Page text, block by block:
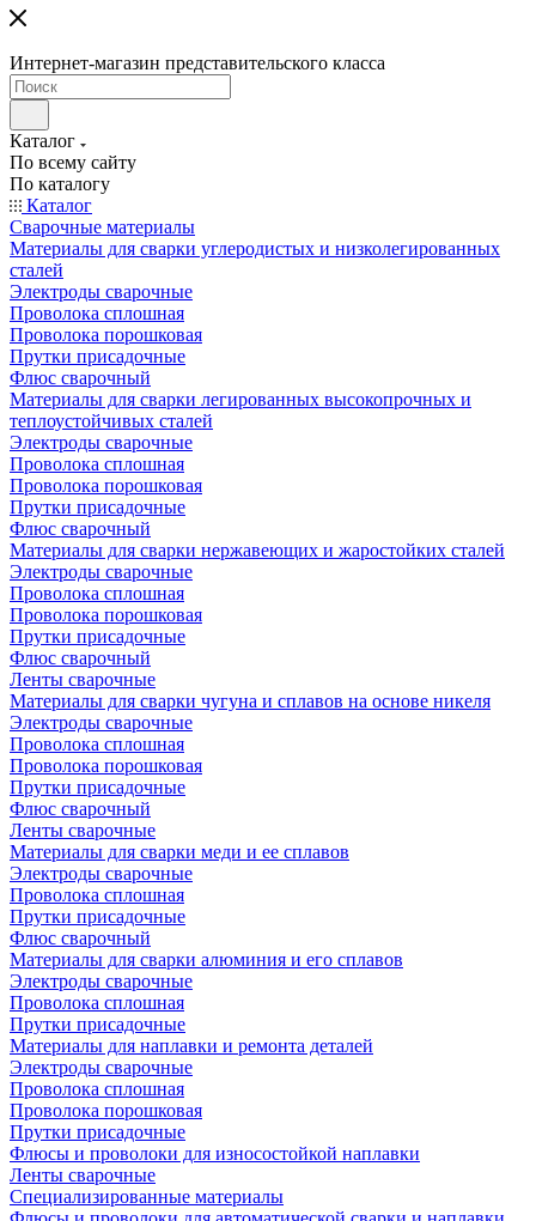
Интернет-магазин представительского класса
Каталог
По всему сайту
По каталогу
Каталог
Сварочные материалы
Материалы для сварки углеродистых и низколегированных
сталей
Электроды сварочные
Проволока сплошная
Проволока порошковая
Прутки присадочные
Флюс сварочный
Материалы для сварки легированных высокопрочных и
теплоустойчивых сталей
Электроды сварочные
Проволока сплошная
Проволока порошковая
Прутки присадочные
Флюс сварочный
Материалы для сварки нержавеющих и жаростойких сталей
Электроды сварочные
Проволока сплошная
Проволока порошковая
Прутки присадочные
Флюс сварочный
Ленты сварочные
Материалы для сварки чугуна и сплавов на основе никеля
Электроды сварочные
Проволока сплошная
Проволока порошковая
Прутки присадочные
Флюс сварочный
Ленты сварочные
Материалы для сварки меди и ее сплавов
Электроды сварочные
Проволока сплошная
Прутки присадочные
Флюс сварочный
Материалы для сварки алюминия и его сплавов
Электроды сварочные
Проволока сплошная
Прутки присадочные
Материалы для наплавки и ремонта деталей
Электроды сварочные
Проволока сплошная
Проволока порошковая
Прутки присадочные
Флюсы и проволоки для износостойкой наплавки
Ленты сварочные
Специализированные материалы